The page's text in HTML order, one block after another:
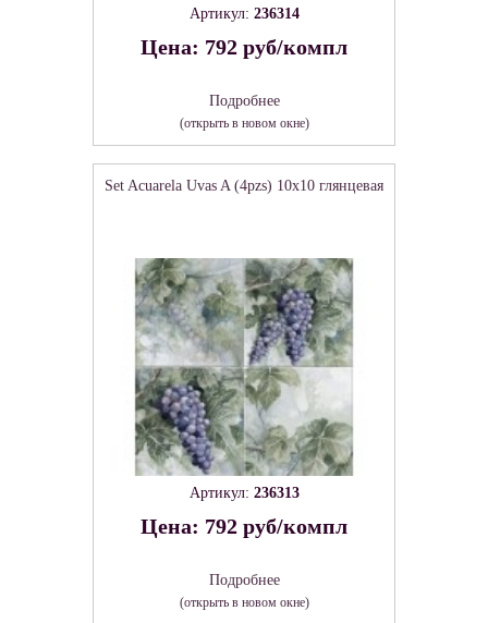
Артикул: 236314
Цена: 792 руб/компл
Подробнее
(открыть в новом окне)
Set Acuarela Uvas A (4pzs) 10x10 глянцевая
Артикул: 236313
Цена: 792 руб/компл
Подробнее
(открыть в новом окне)